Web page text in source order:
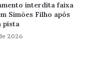
interdita faixa
Simões Filho após
pista
2026